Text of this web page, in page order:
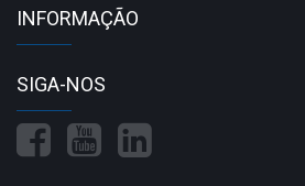
INFORMAÇÃO
SIGA-NOS